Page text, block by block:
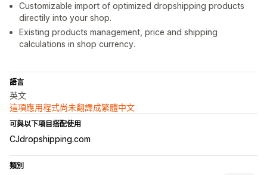
Customizable import of optimized dropshipping products
directily into your shop.
Existing products management, price and shipping
calculations in shop currency.
語言
英文
這項應用程式尚未翻譯成繁體中文
可與以下項目搭配使用
CJdropshipping.com
類別